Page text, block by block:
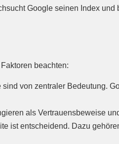
Google seinen Index
beachten:
von zentraler Bedeutung.
als Vertrauensbeweise
ist entscheidend. Dazu